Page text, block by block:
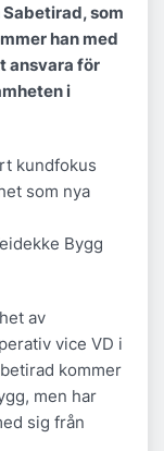
som
han med
ansvara för
i
kundfokus
som nya
Bygg
av
vice VD i
kommer
men har
sig från